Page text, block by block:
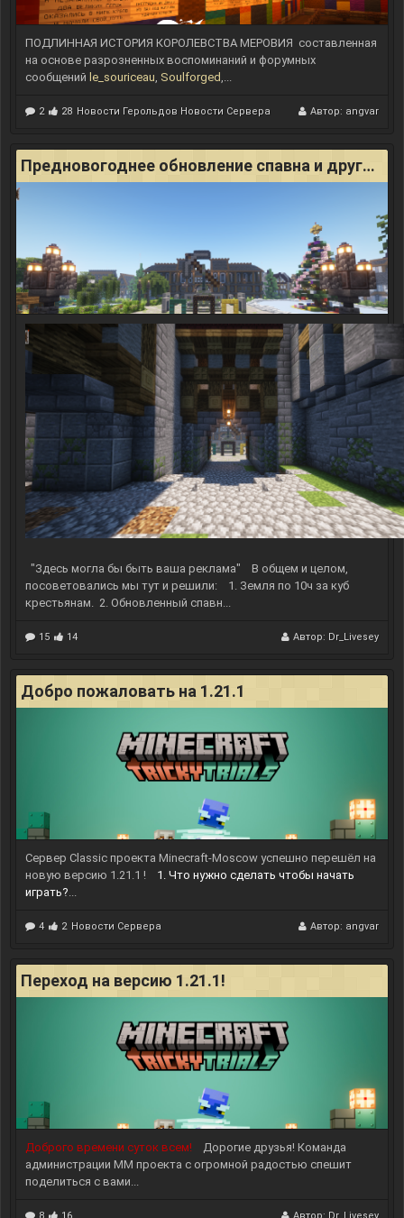
E
i
r
t
s
#
t
B
l
o
c
k
s
(
с
р
и
п
т
д
л
я
м
а
п
о
т
б
е
м
)
ПОДЛИННАЯ ИСТОРИЯ КОРОЛЕВСТВА МЕРОВИЯ составленная
на основе разрозненных воспоминаний и форумных
сообщений le_souriceau, Soulforged,...
2 28 Автор: angvar
Новости Герольдов Новости Сервера
Предновогоднее обновление спавна и другие чудеса
"Здесь могла бы быть ваша реклама"
В общем и целом,
посоветовались мы тут и решили:
1. Земля по 10ч за куб
крестьянам. 2. Обновленный спавн...
15 14 Автор: Dr_Livesey
Добро пожаловать на 1.21.1
Сервер Classic проекта Minecraft-Moscow успешно перешёл на
новую версию 1.21.1 !
1. Что нужно сделать чтобы начать
играть?...
4 2 Автор: angvar
Новости Сервера
Переход на версию 1.21.1!
Доброго времени суток всем!
Дорогие друзья! Команда
администрации ММ проекта с огромной радостью спешит
поделиться с вами...